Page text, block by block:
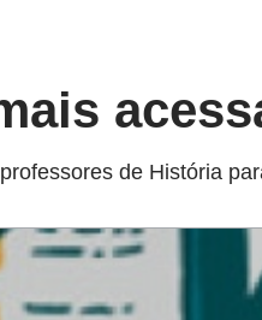
de História